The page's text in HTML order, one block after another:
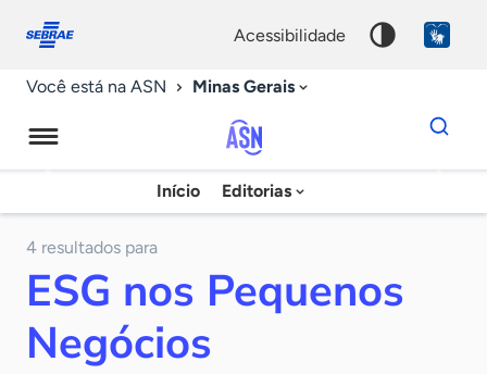
conosco
acessibilidade
Você está na ASN Minas Gerais
Agência
Sebrae
Notícias
Início Editorias
Dados
para
chave
4 resultados para
ESG nos Pequenos
Negócios